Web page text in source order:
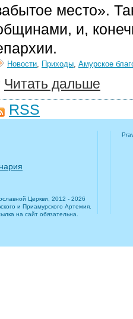
место».
и,
Новости, Приходы, Амурское
Читать дальше
RSS
Церкви, 2012 - 2026
и Приамурского Артемия.
на сайт обязательна.